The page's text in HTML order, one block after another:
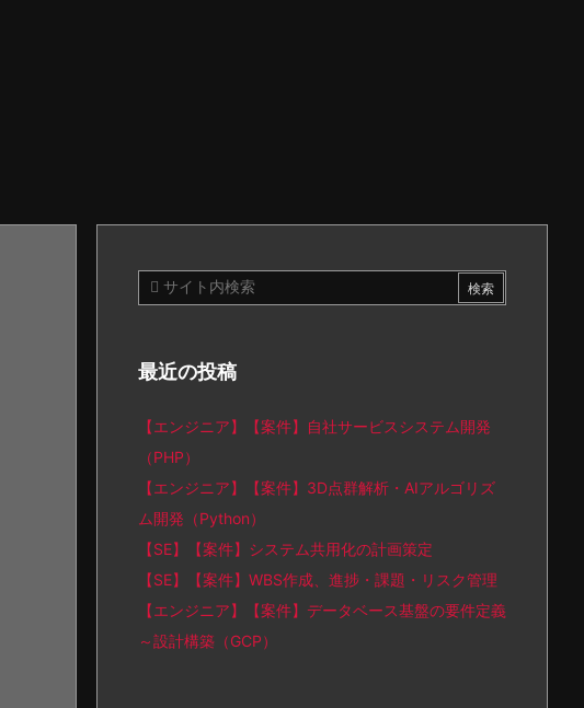
最近の投稿
【エンジニア】【案件】自社サービスシステム開発
（PHP）
【エンジニア】【案件】3D点群解析・AIアルゴリズ
ム開発（Python）
【SE】【案件】システム共用化の計画策定
【SE】【案件】WBS作成、進捗・課題・リスク管理
【エンジニア】【案件】データベース基盤の要件定義
～設計構築（GCP）